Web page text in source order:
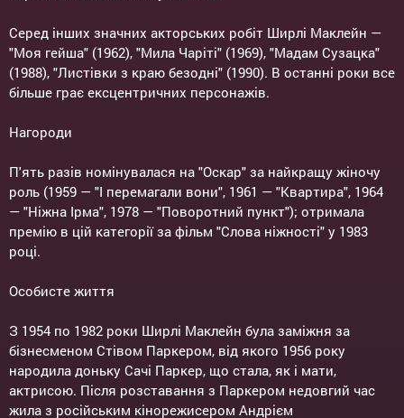
Серед інших значних акторських робіт Ширлі Маклейн —
"Моя гейша" (1962), "Мила Чаріті" (1969), "Мадам Сузацка"
(1988), "Листівки з краю безодні" (1990). В останні роки все
більше грає ексцентричних персонажів.
Нагороди
П'ять разів номінувалася на "Оскар" за найкращу жіночу
роль (1959 — "І перемагали вони", 1961 — "Квартира", 1964
— "Ніжна Ірма", 1978 — "Поворотний пункт"); отримала
премію в цій категорії за фільм "Слова ніжності" у 1983
році.
Особисте життя
З 1954 по 1982 роки Ширлі Маклейн була заміжня за
бізнесменом Стівом Паркером, від якого 1956 року
народила доньку Сачі Паркер, що стала, як і мати,
актрисою. Після розставання з Паркером недовгий час
жила з російським кінорежисером Андрієм